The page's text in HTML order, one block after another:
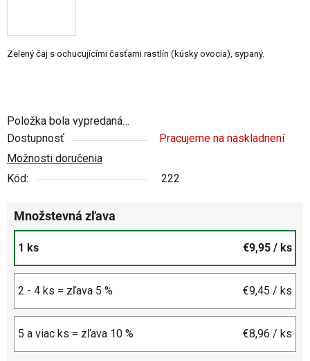
Zelený čaj s ochucujícími časťami rastlín (kúsky ovocia), sypaný.
Položka bola vypredaná…
Dostupnosť
Pracujeme na naskladnení
Možnosti doručenia
Kód:
222
Množstevná zľava
1 ks €9,95 / ks
2 - 4 ks = zľava 5 % €9,45 / ks
5 a viac ks = zľava 10 % €8,96 / ks